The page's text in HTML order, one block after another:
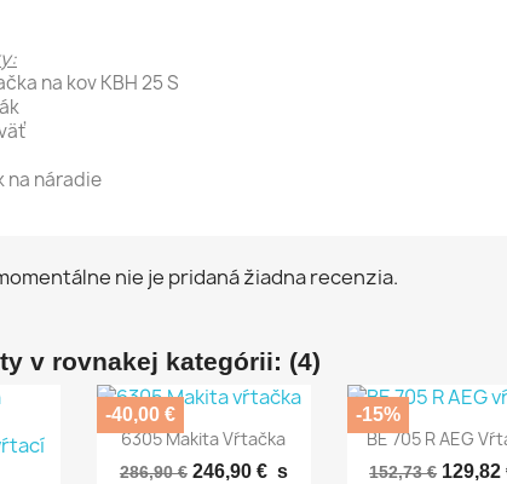
na kov KBH 25 S
na náradie
nie je pridaná žiadna recenzia.
v rovnakej kategórii: (4)
Rýchly náhľad
6305 Makita Vŕtačka
286,90 € 246,90 € s
-40,00 €
Rýchly
BE 705 R AEG
152,73 € 129,82
-15%